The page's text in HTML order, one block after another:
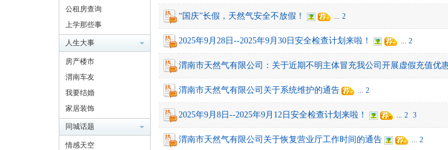
公租房查询
上学那些事
人生大事
房产楼市
渭南车友
我要结婚
家居装饰
同城话题
情感天空
“国庆”长假，天然气安全不放假！ ... 2
2025年9月28日--2025年9月30日安全检查计划来啦！ ... 2
渭南市天然气有限公司：关于近期不明主体冒充我公司开展虚假充值优
渭南市天然气有限公司关于系统维护的通告 ... 2
2025年9月8日--2025年9月12日安全检查计划来啦！ ... 2 3
渭南市天然气有限公司关于恢复营业厅工作时间的通告 ... 2